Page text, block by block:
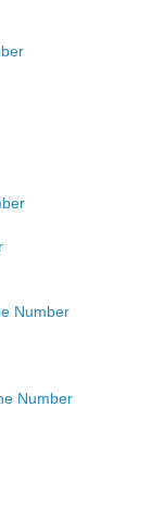
Number
Number